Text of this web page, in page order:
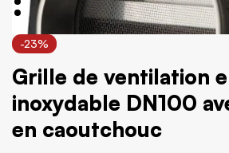
Skip
to
the
beginning
the
-23%
Grille de ventilation
inoxydable DN100
en caoutchouc